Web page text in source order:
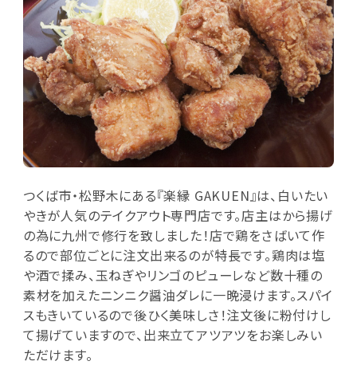
つくば市・松野木にある『楽縁 GAKUEN』は、白いたい
やきが人気のテイクアウト専門店です。店主はから揚げ
の為に九州で修行を致しました！店で鶏をさばいて作
るので部位ごとに注文出来るのが特長です。鶏肉は塩
や酒で揉み、玉ねぎやリンゴのピューレなど数十種の
素材を加えたニンニク醤油ダレに一晩浸けます。スパイ
スもきいているので後ひく美味しさ！注文後に粉付けし
て揚げていますので、出来立てアツアツをお楽しみい
ただけます。